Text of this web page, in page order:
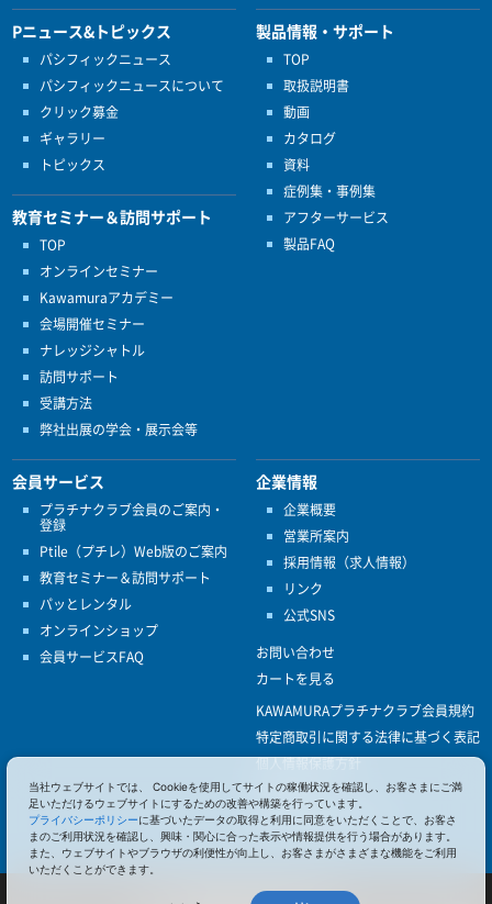
Pニュース&トピックス
パシフィックニュース
パシフィックニュースについて
クリック募金
ギャラリー
トピックス
教育セミナー＆訪問サポート
TOP
オンラインセミナー
Kawamuraアカデミー
会場開催セミナー
ナレッジシャトル
訪問サポート
受講方法
弊社出展の学会・展示会等
製品情報・サポート
TOP
取扱説明書
動画
カタログ
資料
症例集・事例集
アフターサービス
製品FAQ
会員サービス
プラチナクラブ会員のご案内・
登録
Ptile（プチレ）Web版のご案内
教育セミナー＆訪問サポート
パッとレンタル
オンラインショップ
会員サービスFAQ
企業情報
企業概要
営業所案内
採用情報（求人情報）
リンク
公式SNS
お問い合わせ
カートを見る
KAWAMURAプラチナクラブ会員規約
特定商取引に関する法律に基づく表記
個人情報保護方針
ISO9001
健康経営優良法人認定
© 2017 Pacific Supply Co.,Ltd.
当社ウェブサイトでは、 Cookieを使用してサイトの稼働状況を確認し、お客さまにご満
足いただけるウェブサイトにするための改善や構築を行っています。
プライバシーポリシーに基づいたデータの取得と利用に同意をいただくことで、お客さ
まのご利用状況を確認し、興味・関心に合った表示や情報提供を行う場合があります。
また、ウェブサイトやブラウザの利便性が向上し、お客さまがさまざまな機能をご利用
いただくことができます。